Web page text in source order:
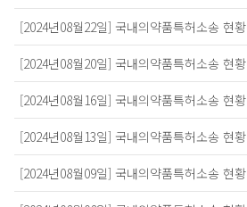
[2024년08월22일] 국내의약품특허소송 현황
[2024년08월20일] 국내의약품특허소송 현황
[2024년08월16일] 국내의약품특허소송 현황
[2024년08월13일] 국내의약품특허소송 현황
[2024년08월09일] 국내의약품특허소송 현황